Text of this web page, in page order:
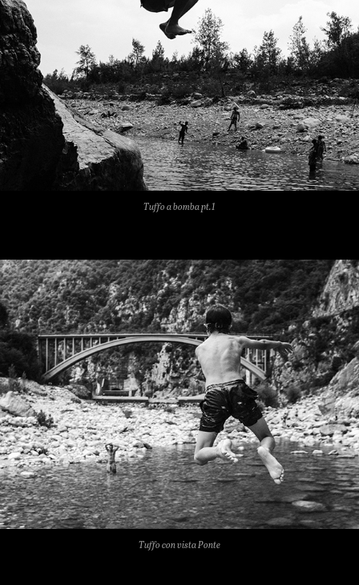
Tuffo a bomba pt.1
Tuffo con vista Ponte